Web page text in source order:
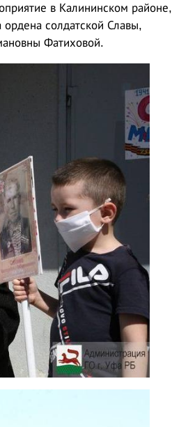
в Калининском районе,
ордена солдатской Славы,
Фатиховой.